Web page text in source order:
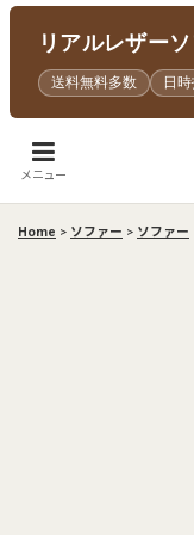
リアルレザー
送料無料多数 日
メニュー
Home > ソファー > ソファー